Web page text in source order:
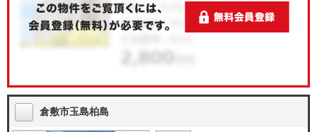
倉敷市玉島柏島